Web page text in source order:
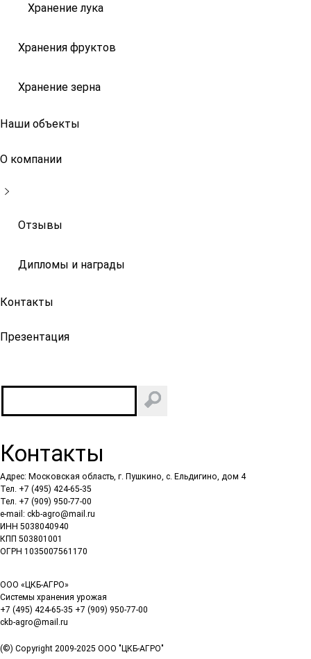
Хранение лука
Хранения фруктов
Хранение зерна
Наши объекты
О компании
Отзывы
Дипломы и награды
Контакты
Презентация
Контакты
Адрес: Московская область, г. Пушкино, с. Ельдигино, дом 4
Тел. +7 (495) 424-65-35
Тел. +7 (909) 950-77-00
e-mail: ckb-agro@mail.ru
ИНН 5038040940
КПП 503801001
ОГРН 1035007561170
ООО «ЦКБ-АГРО»
Системы хранения урожая
+7 (495) 424-65-35 +7 (909) 950-77-00
сkb-agro@mail.ru
(©) Copyright 2009-2025 ООО "ЦКБ-АГРО"